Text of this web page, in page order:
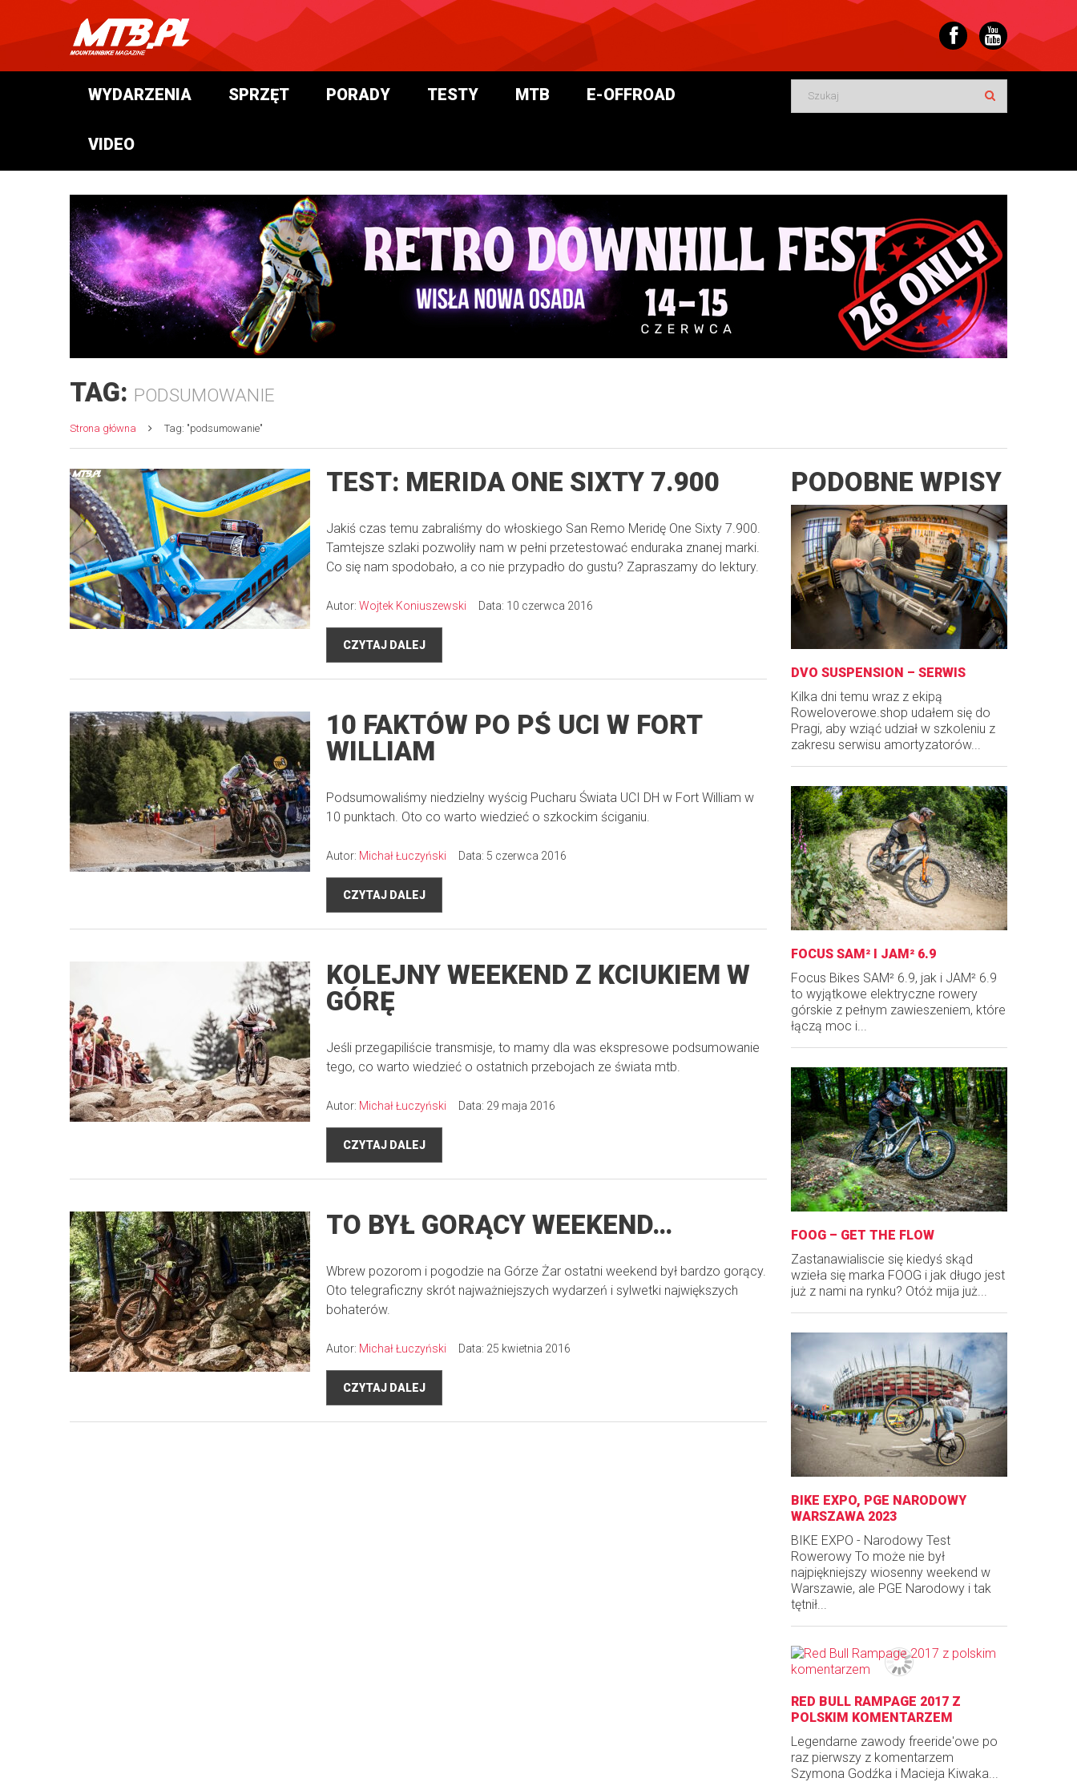
WYDARZENIA SPRZĘT PORADY TESTY MTB E-OFFROAD
VIDEO
TAG: PODSUMOWANIE
Strona główna Tag: "podsumowanie"
TEST: MERIDA ONE SIXTY 7.900
Jakiś czas temu zabraliśmy do włoskiego San Remo Meridę One Sixty 7.900.
Tamtejsze szlaki pozwoliły nam w pełni przetestować enduraka znanej marki.
Co się nam spodobało, a co nie przypadło do gustu? Zapraszamy do lektury.
Autor: Wojtek Koniuszewski Data: 10 czerwca 2016
CZYTAJ DALEJ
10 FAKTÓW PO PŚ UCI W FORT
WILLIAM
Podsumowaliśmy niedzielny wyścig Pucharu Świata UCI DH w Fort William w
10 punktach. Oto co warto wiedzieć o szkockim ściganiu.
Autor: Michał Łuczyński Data: 5 czerwca 2016
CZYTAJ DALEJ
KOLEJNY WEEKEND Z KCIUKIEM W
GÓRĘ
Jeśli przegapiliście transmisje, to mamy dla was ekspresowe podsumowanie
tego, co warto wiedzieć o ostatnich przebojach ze świata mtb.
Autor: Michał Łuczyński Data: 29 maja 2016
CZYTAJ DALEJ
TO BYŁ GORĄCY WEEKEND…
Wbrew pozorom i pogodzie na Górze Żar ostatni weekend był bardzo gorący.
Oto telegraficzny skrót najważniejszych wydarzeń i sylwetki największych
bohaterów.
Autor: Michał Łuczyński Data: 25 kwietnia 2016
CZYTAJ DALEJ
PODOBNE WPISY
DVO SUSPENSION – SERWIS
Kilka dni temu wraz z ekipą
Roweloverowe.shop udałem się do
Pragi, aby wziąć udział w szkoleniu z
zakresu serwisu amortyzatorów...
FOCUS SAM² I JAM² 6.9
Focus Bikes SAM² 6.9, jak i JAM² 6.9
to wyjątkowe elektryczne rowery
górskie z pełnym zawieszeniem, które
łączą moc i...
FOOG – GET THE FLOW
Zastanawialiscie się kiedyś skąd
wzieła się marka FOOG i jak długo jest
już z nami na rynku? Otóż mija już...
BIKE EXPO, PGE NARODOWY
WARSZAWA 2023
BIKE EXPO - Narodowy Test
Rowerowy To może nie był
najpiękniejszy wiosenny weekend w
Warszawie, ale PGE Narodowy i tak
tętnił...
RED BULL RAMPAGE 2017 Z
POLSKIM KOMENTARZEM
Legendarne zawody freeride'owe po
raz pierwszy z komentarzem
Szymona Godźka i Macieja Kiwaka...